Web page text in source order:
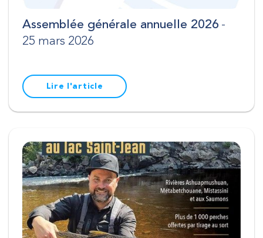
Assemblée générale annuelle 2026 -
25 mars 2026
Lire l'article